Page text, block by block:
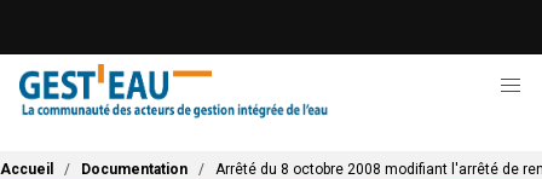
contenu
principal
Fil d'Ariane
Accueil Documentation Arrêté du 8 octobre 2008 modifiant l'arrêté de